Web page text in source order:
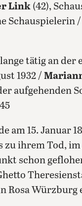
Link (42),
Schauspielerin /
lange tätig an
1932 /
aufgehenden
am 15. Januar
ihrem Tod, im
schon
Rosa